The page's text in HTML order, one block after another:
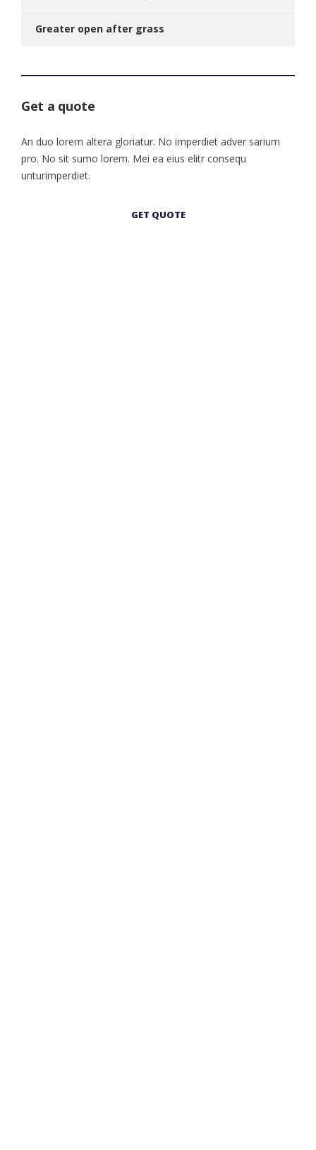
Greater open after grass
Get a quote
An duo lorem altera gloriatur. No imperdiet adver sarium
pro. No sit sumo lorem. Mei ea eius elitr consequ
unturimperdiet.
GET QUOTE